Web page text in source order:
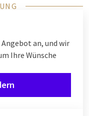
an, und wir
Ihre Wünsche